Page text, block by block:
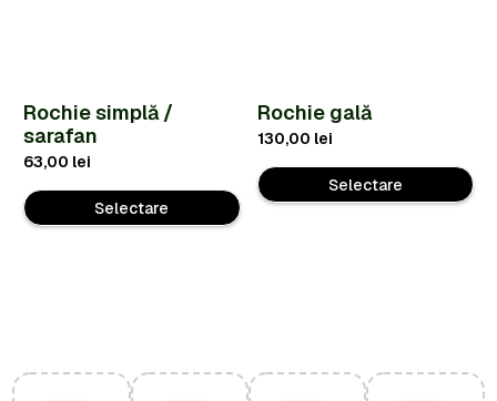
Rochie simplă /
sarafan
63,00 lei
Selectare
Rochie gală
130,00 lei
Selectare